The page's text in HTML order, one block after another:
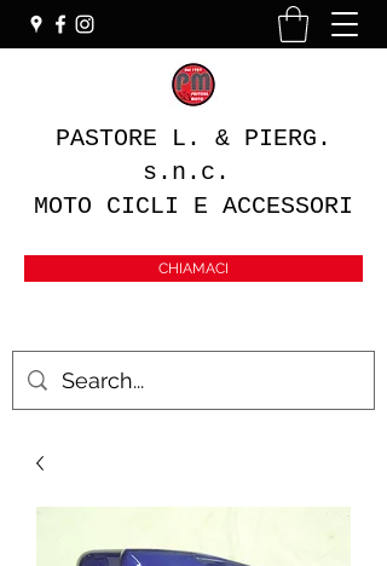
PASTORE L. & PIERG.
s.n.c.
MOTO CICLI E ACCESSORI
CHIAMACI